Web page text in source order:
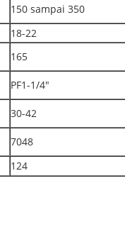
150 sampai 350
18-22
165
PF1-1/4"
30-42
7048
124